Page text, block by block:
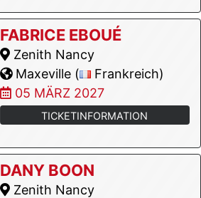
FABRICE EBOUÉ
Zenith Nancy
Maxeville (
Frankreich)
05 MÄRZ 2027
TICKETINFORMATION
DANY BOON
Zenith Nancy